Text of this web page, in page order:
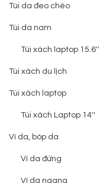
Túi da đeo chéo
Túi da nam
Túi xách laptop 15.6''
Túi xách du lịch
Túi xách laptop
Túi xách Laptop 14''
Ví da, bóp da
Ví da đứng
Ví da ngang